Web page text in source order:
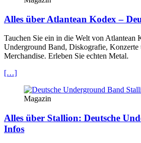
Alles über Atlantean Kodex –
Tauchen Sie ein in die Welt von Atlantean
Underground Band, Diskografie, Konzerte
Merchandise. Erleben Sie echten Metal.
[…]
Magazin
Alles über Stallion: Deutsche
Infos